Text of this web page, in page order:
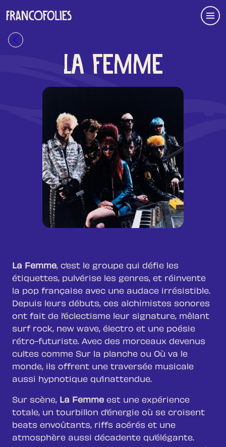
Menu
Retour à la liste
LA FEMME
La Femme, c’est le groupe qui défie les
étiquettes, pulvérise les genres, et réinvente
la pop française avec une audace irrésistible.
Depuis leurs débuts, ces alchimistes sonores
ont fait de l’éclectisme leur signature, mêlant
surf rock, new wave, électro et une poésie
rétro-futuriste. Avec des morceaux devenus
cultes comme Sur la planche ou Où va le
monde, ils offrent une traversée musicale
aussi hypnotique qu’inattendue.
Sur scène, La Femme est une expérience
totale, un tourbillon d’énergie où se croisent
beats envoûtants, riffs acérés et une
atmosphère aussi décadente qu’élégante.